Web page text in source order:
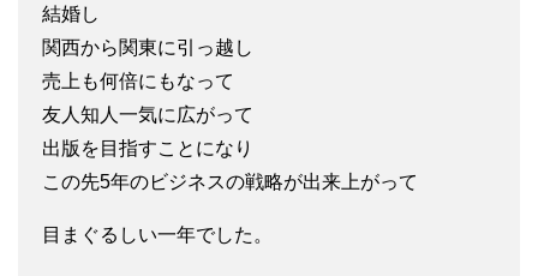
結婚し
関西から関東に引っ越し
売上も何倍にもなって
友人知人一気に広がって
出版を目指すことになり
この先5年のビジネスの戦略が出来上がって
目まぐるしい一年でした。